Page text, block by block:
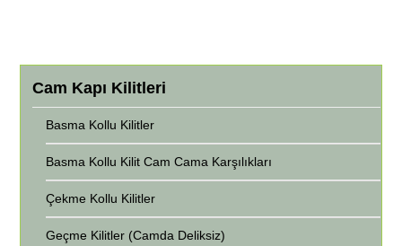
Cam Kapı Kilitleri
Basma Kollu Kilitler
Basma Kollu Kilit Cam Cama Karşılıkları
Çekme Kollu Kilitler
Geçme Kilitler (Camda Deliksiz)